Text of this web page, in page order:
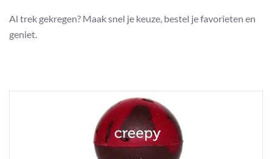
Al trek gekregen? Maak snel je keuze, bestel je favorieten en
geniet.